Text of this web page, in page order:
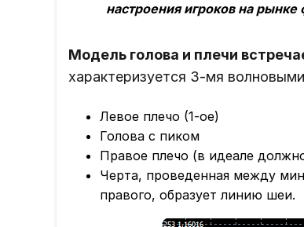
настроения игроков на рынке
Модель голова и плечи
характеризуется 3-мя
Левое плечо (1-ое)
Голова с пиком
Правое плечо (в идеале
Черта, проведенная между
правого, образует линию шеи.